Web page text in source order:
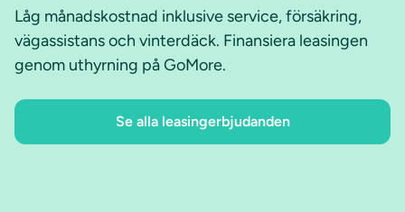
Låg månadskostnad inklusive service, försäkring,
vägassistans och vinterdäck. Finansiera leasingen
genom uthyrning på GoMore.
Se alla leasingerbjudanden